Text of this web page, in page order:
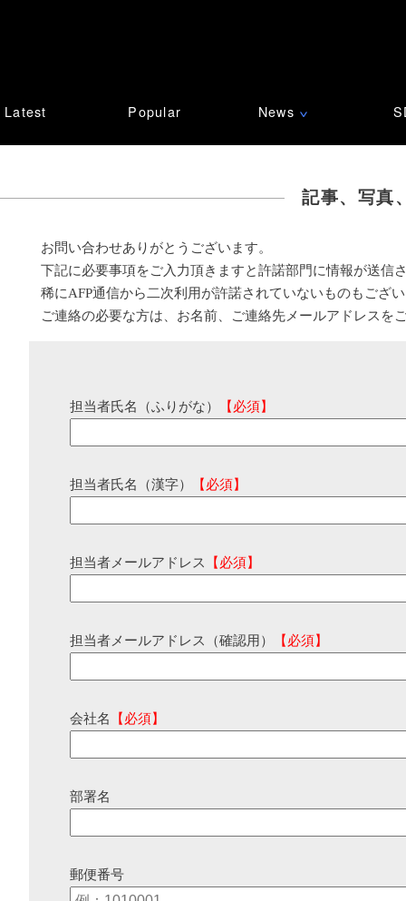
Latest Popular News ∨
記事、写真
お問い合わせありがとうございます。
下記に必要事項をご入力頂きますと許諾部門に情報が送信
稀にAFP通信から二次利用が許諾されていないものもござ
ご連絡の必要な方は、お名前、ご連絡先メールアドレスを
担当者氏名（ふりがな） 【必須】
担当者氏名（漢字） 【必須】
担当者メールアドレス 【必須】
担当者メールアドレス（確認用） 【必須】
会社名 【必須】
部署名
郵便番号